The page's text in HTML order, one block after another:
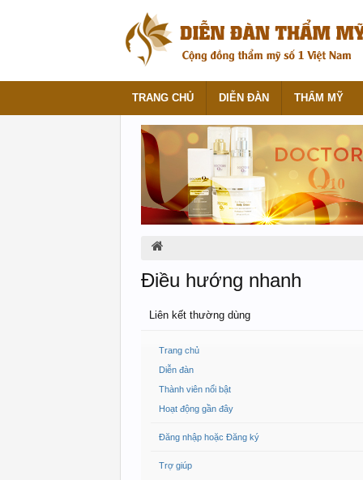
Điều hướng nhanh
Liên kết thường dùng
Trang chủ
Diễn đàn
Thành viên nổi bật
Hoạt động gần đây
Đăng nhập hoặc Đăng ký
Trợ giúp
TRANG CHỦ DIỄN ĐÀN THẨM MỸ